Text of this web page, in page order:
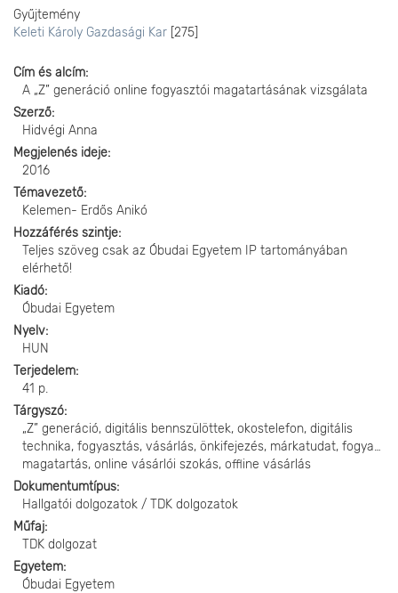
Gyűjtemény
Keleti Károly Gazdasági Kar [275]
Cím és alcím
A „Z” generáció online fogyasztói magatartásának vizsgálata
Szerző
Hidvégi Anna
Megjelenés ideje
2016
Témavezető
Kelemen- Erdős Anikó
Hozzáférés szintje
Teljes szöveg csak az Óbudai Egyetem IP tartományában
elérhető!
Kiadó
Óbudai Egyetem
Nyelv
HUN
Terjedelem
41 p.
Tárgyszó
„Z” generáció, digitális bennszülöttek, okostelefon, digitális
technika, fogyasztás, vásárlás, önkifejezés, márkatudat,
magatartás, online vásárlói szokás, offline vásárlás
Dokumentumtípus
Hallgatói dolgozatok / TDK dolgozatok
Műfaj
TDK dolgozat
Egyetem
Óbudai Egyetem